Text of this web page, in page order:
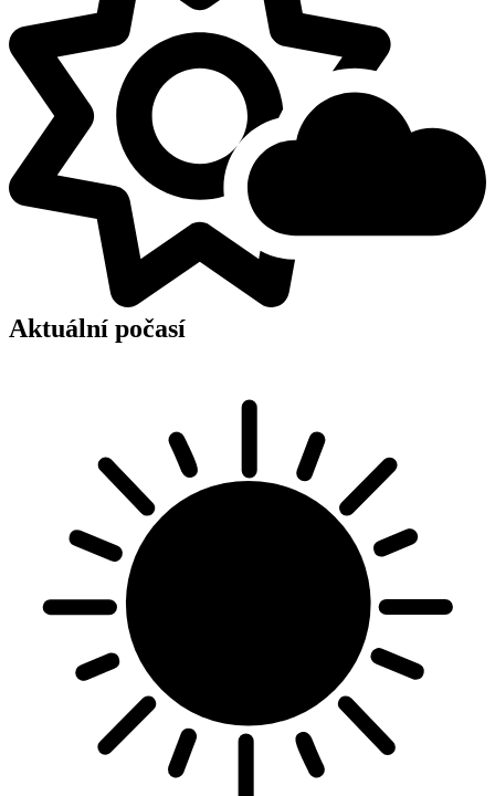
Aktuální počasí